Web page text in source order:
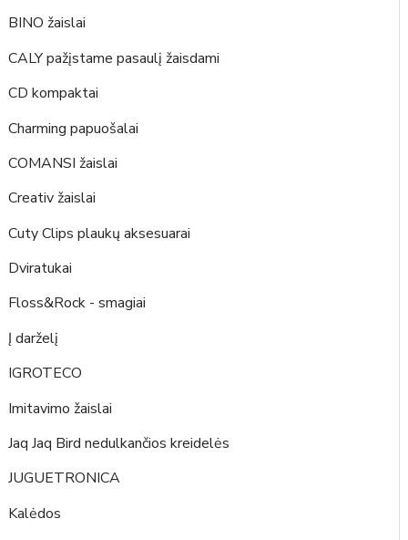
BINO žaislai
CALY pažįstame pasaulį žaisdami
CD kompaktai
Charming papuošalai
COMANSI žaislai
Creativ žaislai
Cuty Clips plaukų aksesuarai
Dviratukai
Floss&Rock - smagiai
Į darželį
IGROTECO
Imitavimo žaislai
Jaq Jaq Bird nedulkančios kreidelės
JUGUETRONICA
Kalėdos